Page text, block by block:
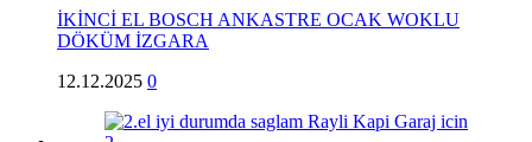
İKİNCİ EL BOSCH ANKASTRE OCAK WOKLU
DÖKÜM İZGARA
12.12.2025 0